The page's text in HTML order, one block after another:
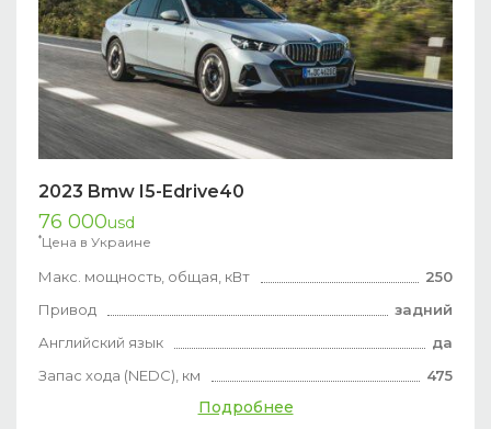
2023 Bmw I5-Edrive40
76 000usd
*Цена в Украине
Макс. мощность, общая, кВт
250
Привод
задний
Английский язык
да
Запас хода (NEDC), км
475
Подробнее